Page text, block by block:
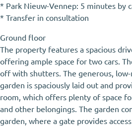
* Park Nieuw-Vennep: 5 minutes by
* Transfer in consultation
Ground floor
The property features a spacious
offering ample space for two cars.
off with shutters. The generous,
garden is spaciously laid out and
room, which offers plenty of space
and other belongings. The garden
garden, where a gate provides